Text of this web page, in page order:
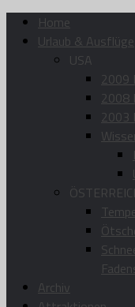
Home
Urlaub & Ausflüge
USA
2009
2008
2003
Archiv